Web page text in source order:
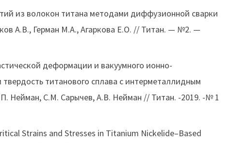
из волокон титана методами диффузионной сварки
А.В., Герман М.А., Агаркова Е.О. // Титан. — №2. —
деформации и вакуумного ионно-
титанового сплава с интерметаллидным
Нейман, С.М. Сарычев, А.В. Нейман // Титан. -2019. -№ 1
Strains and Stresses in Titanium Nickelide–Based